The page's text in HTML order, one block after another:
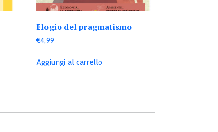
Elogio del pragmatismo
€4,99
Aggiungi al carrello